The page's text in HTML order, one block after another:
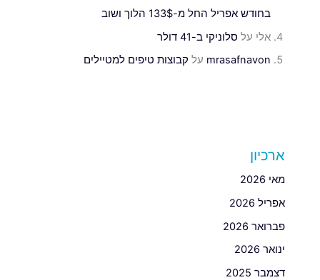
בחודש אפריל החל מ-133$ הלוך ושוב
אלי על סלוניקי ב-41 דולר
mrasafnavon על קבוצות טיפים למטיילים
ארכיון
מאי 2026
אפריל 2026
פברואר 2026
ינואר 2026
דצמבר 2025